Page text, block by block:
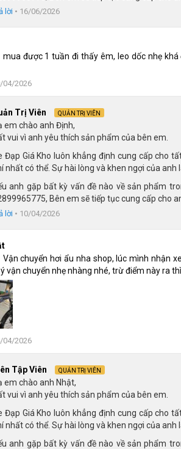
Khung xe được làm
êm ái
dòng xe địa hình Fornix KM26 được thiết kế
bánh xe giảm trơn trượt trong điều kiện
không chỉ ở đường phố mà còn ở làng
lời • 16/06/2026
mua được 1 tuần đi thấy êm, leo dốc nhẹ
04/2026
Trị Viên QUẢN TRỊ VIÊN
em chào anh Định,
vui vì anh yêu thích sản phẩm của bên em.
Đạp Giá Kho luôn khẳng định cung cấp cho
nhất có thể. Sự hài lòng và khen ngợi của anh
anh gặp bất kỳ vấn đề nào về sản phẩm
Bên em sẽ tiếp tục cung cấp cho
lời • 10/04/2026
Vận chuyển hơi ẩu nha shop, lúc mình nhận
vận chuyển nhẹ nhàng nhé, trừ điểm này ra
04/2026
Tập Viên QUẢN TRỊ VIÊN
em chào anh Nhật,
vui vì anh yêu thích sản phẩm của bên em.
Đạp Giá Kho luôn khẳng định cung cấp cho
nhất có thể. Sự hài lòng và khen ngợi của anh
anh gặp bất kỳ vấn đề nào về sản phẩm